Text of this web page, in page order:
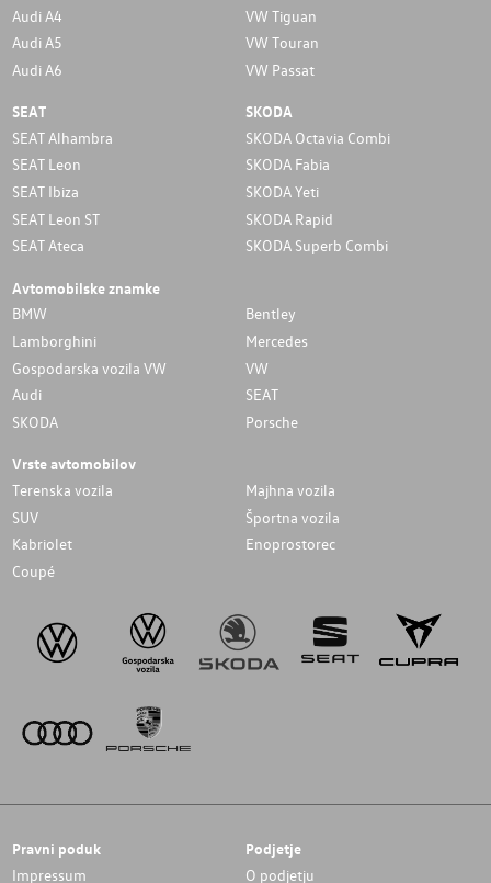
Audi A4
Audi A5
Audi A6
VW Tiguan
VW Touran
VW Passat
SEAT
SEAT Alhambra
SEAT Leon
SEAT Ibiza
SEAT Leon ST
SEAT Ateca
SKODA
SKODA Octavia Combi
SKODA Fabia
SKODA Yeti
SKODA Rapid
SKODA Superb Combi
Avtomobilske znamke
BMW
Bentley
Lamborghini
Mercedes
Gospodarska vozila VW
VW
Audi
SEAT
SKODA
Porsche
Vrste avtomobilov
Terenska vozila
Majhna vozila
SUV
Športna vozila
Kabriolet
Enoprostorec
Coupé
Pravni poduk
Impressum
Podjetje
O podjetju